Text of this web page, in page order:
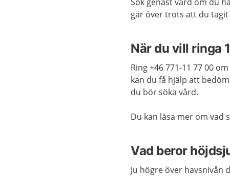
går över trots att du
När du vill ringa
Ring +46 771-11 77 00
kan du få hjälp att
du bör söka vård.
Du kan läsa mer om
Vad beror
Ju högre över